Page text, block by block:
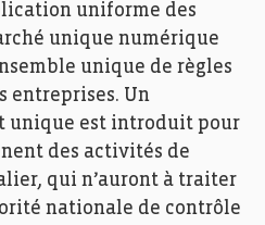
uniforme des
unique numérique
unique de règles
entreprises. Un
unique est introduit pour
des activités de
qui n’auront à traiter
nationale de contrôle